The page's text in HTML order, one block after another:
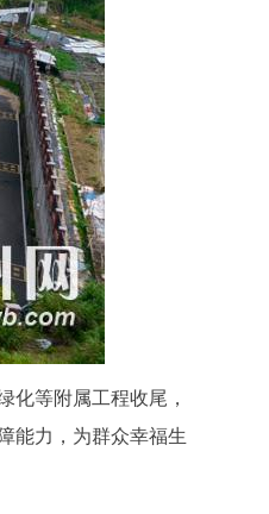
化等附属工程收尾，
能力，为群众幸福生